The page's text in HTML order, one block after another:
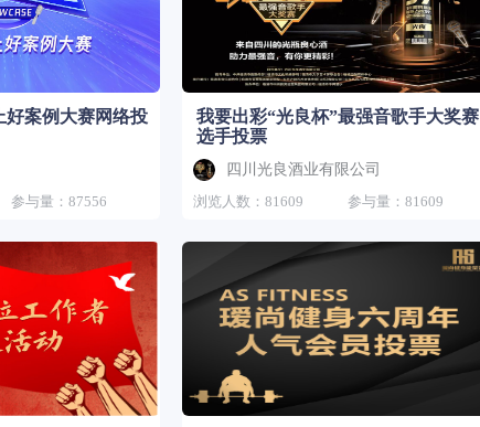
好案例大赛网络投
参与量：87556
我要出彩“光良杯”最强音歌手大奖赛
选手投票
四川光良酒业有限公司
浏览人数：81609
参与量：81609